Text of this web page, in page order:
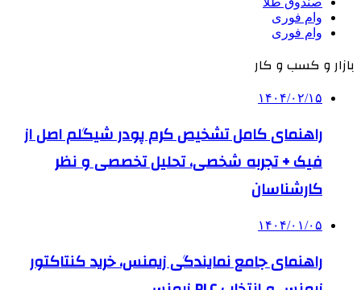
وام فوری
وام فوری
بازار و کسب و کار
۱۴۰۴/۰۲/۱۵
راهنمای کامل تشخیص کرم پودر شیگلم اصل از
فیک + تجربه شخصی، تحلیل تخصصی و نظر
کارشناسان
۱۴۰۴/۰۱/۰۵
راهنمای جامع نمایندگی زیمنس، خرید کنتاکتور